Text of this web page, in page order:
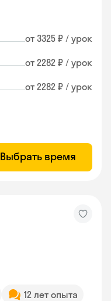
от 3325 ₽ / урок
от 2282 ₽ / урок
от 2282 ₽ / урок
Выбрать время
12 лет опыта